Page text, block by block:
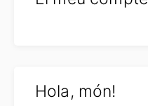
Hola, món!